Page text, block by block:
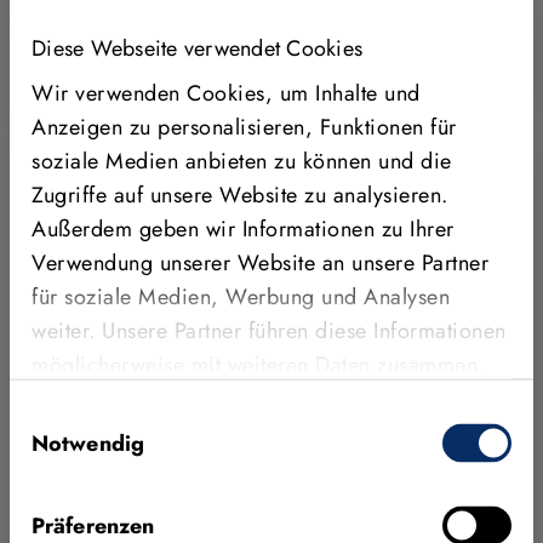
Diese Webseite verwendet Cookies
Wir verwenden Cookies, um Inhalte und
Anzeigen zu personalisieren, Funktionen für
soziale Medien anbieten zu können und die
Zugriffe auf unsere Website zu analysieren.
Außerdem geben wir Informationen zu Ihrer
Verwendung unserer Website an unsere Partner
für soziale Medien, Werbung und Analysen
weiter. Unsere Partner führen diese Informationen
Rahmen Ihrer Nutzung der Dienste gesammelt
Notwendig
Präferenzen
03. MÄRZ 2026
MVTec präsentiert neue MERLIC